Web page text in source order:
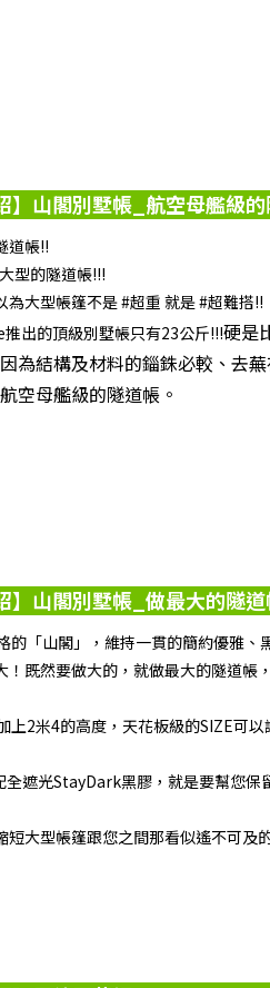
】山閣別墅帳_航空母艦級
道帳!!
型的隧道帳!!!
為大型帳篷不是 #超重 就是 #超難搭!!
出的頂級別墅帳只有23公斤!!!硬是
為結構及材料的錙銖必較、去
空母艦級的隧道帳。
】山閣別墅帳_做最大的隧
的「山閣」，維持一貫的簡約優雅、
！既然要做大的，就做最大的隧道帳
上2米4的高度，天花板級的SIZE可
遮光StayDark黑膠，就是要幫您保
短大型帳篷跟您之間那看似遙不可及